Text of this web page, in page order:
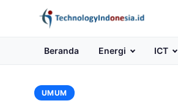
Beranda Energi ICT
UMUM